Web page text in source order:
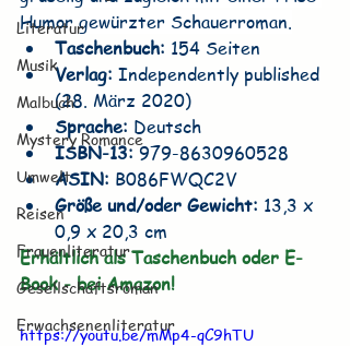
Literatur
Musik
Malbuch
Mystery Romance
Umwelt
Reisen
Frauenliteratur
Gesellschaftsroman
Erwachsenenliteratur
Humor gewürzter Schauerroman.
Taschenbuch: 154 Seiten
Verlag: Independently published
(28. März 2020)
Sprache: Deutsch
ISBN-13: 979-8630960528
ASIN: B086FWQC2V
Größe und/oder Gewicht: 13,3 x
0,9 x 20,3 cm
Erhältlich als Taschenbuch oder E-
Book - bei Amazon!
https://youtu.be/mMp4-qC9hTU